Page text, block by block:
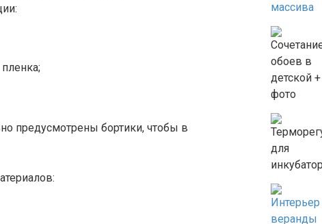
предусмотрены бортики, чтобы в